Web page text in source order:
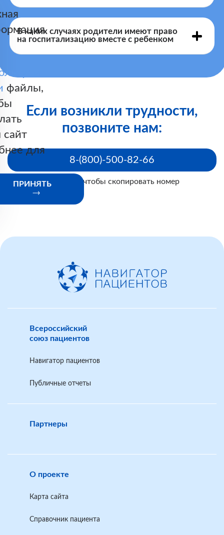
В каких случаях родители имеют право
на госпитализацию вместе с ребенком
Если возникли трудности,
позвоните нам:
8-(800)-500-82-66
Нажмите, чтобы скопировать номер
файлы,
для
ПРИНЯТЬ
Всероссийский
союз пациентов
Навигатор пациентов
Публичные отчеты
Партнеры
О проекте
Карта сайта
Справочник пациента